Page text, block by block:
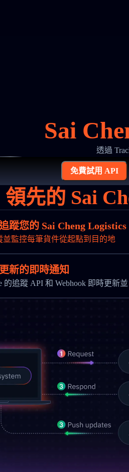
Sai
透過
免費試用 API
領先的 Sai
蹤您的 Sai Cheng Logistics
並監控每筆貨件從起點到目的地
新的即時通知
的追蹤 API 和 Webhook 即時更新